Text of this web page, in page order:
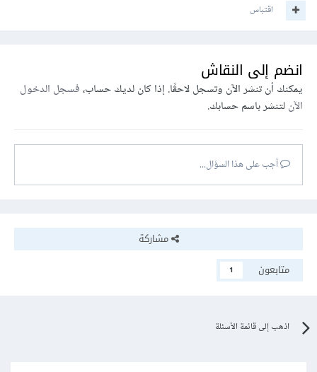
اقتباس
انضم إلى النقاش
يمكنك أن تنشر الآن وتسجل لاحقًا. إذا كان لديك حساب،فسجل الدخول
الآنلتنشر باسم حسابك.
أجب على هذا السؤال...
مشاركة
متابعون
1
اذهب إلى قائمة الأسئلة